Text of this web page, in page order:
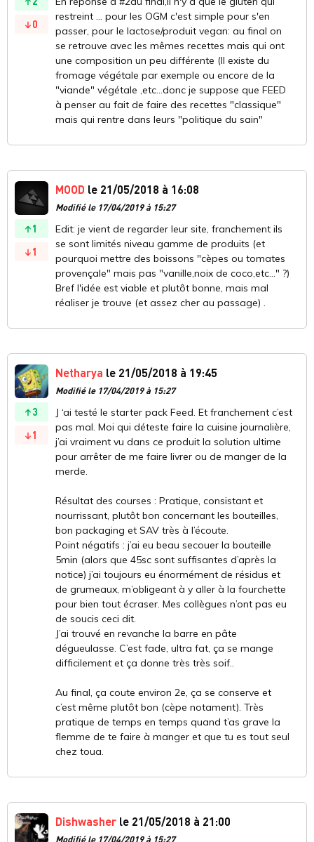
0
restreint ... pour les OGM c'est simple pour s'en
passer, pour le lactose/produit vegan: au final on
se retrouve avec les mêmes recettes mais qui ont
une composition un peu différente (Il existe du
fromage végétale par exemple ou encore de la
"viande" végétale ,etc...donc je suppose que FEED
à penser au fait de faire des recettes "classique"
mais qui rentre dans leurs "politique du sain"
1
1
MOOD le 21/05/2018 à 16:08
Modifié le 17/04/2019 à 15:27
Edit: je vient de regarder leur site, franchement ils
se sont limités niveau gamme de produits (et
pourquoi mettre des boissons "cèpes ou tomates
provençale" mais pas "vanille,noix de coco,etc..." ?)
Bref l'idée est viable et plutôt bonne, mais mal
réaliser je trouve (et assez cher au passage) .
3
1
Netharya le 21/05/2018 à 19:45
Modifié le 17/04/2019 à 15:27
J ‘ai testé le starter pack Feed. Et franchement c’est
pas mal. Moi qui déteste faire la cuisine journalière,
j’ai vraiment vu dans ce produit la solution ultime
pour arrêter de me faire livrer ou de manger de la
merde.
Résultat des courses : Pratique, consistant et
nourrissant, plutôt bon concernant les bouteilles,
bon packaging et SAV très à l’écoute.
Point négatifs : j’ai eu beau secouer la bouteille
5min (alors que 45sc sont suffisantes d’après la
notice) j’ai toujours eu énormément de résidus et
de grumeaux, m’obligeant à y aller à la fourchette
pour bien tout écraser. Mes collègues n’ont pas eu
de soucis ceci dit.
J’ai trouvé en revanche la barre en pâte
dégueulasse. C’est fade, ultra fat, ça se mange
difficilement et ça donne très très soif..
Au final, ça coute environ 2e, ça se conserve et
c’est même plutôt bon (cèpe notament). Très
pratique de temps en temps quand t’as grave la
flemme de te faire à manger et que tu es tout seul
chez toua.
Dishwasher le 21/05/2018 à 21:00
Modifié le 17/04/2019 à 15:27